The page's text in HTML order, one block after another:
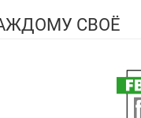
СВОЁ